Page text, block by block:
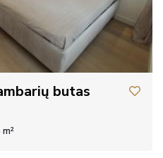
butas